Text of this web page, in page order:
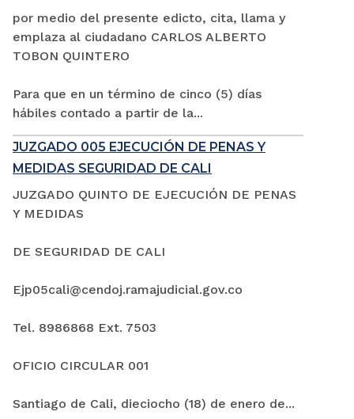
por medio del presente edicto, cita, llama y
emplaza al ciudadano CARLOS ALBERTO
TOBON QUINTERO
Para que en un término de cinco (5) días
hábiles contado a partir de la...
JUZGADO 005 EJECUCIÓN DE PENAS Y
MEDIDAS SEGURIDAD DE CALI
JUZGADO QUINTO DE EJECUCIÓN DE PENAS
Y MEDIDAS
DE SEGURIDAD DE CALI
Ejp05cali@cendoj.ramajudicial.gov.co
Tel. 8986868 Ext. 7503
OFICIO CIRCULAR 001
Santiago de Cali, dieciocho (18) de enero de...